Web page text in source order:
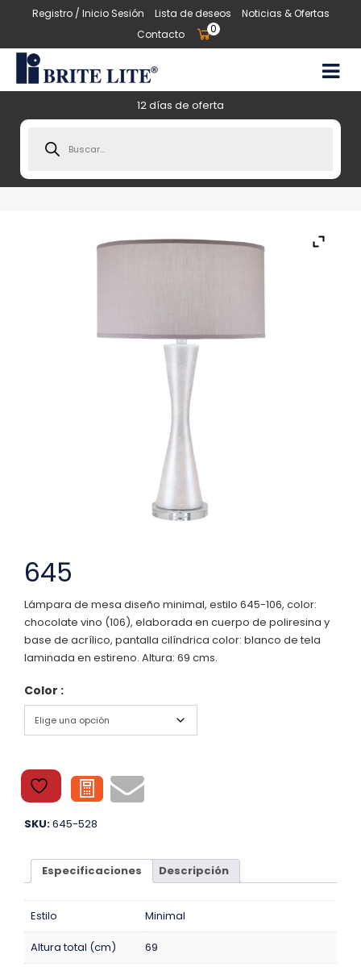
Registro / Inicio Sesión Lista de deseos
Noticias & Ofertas
Contacto
0
12 días de oferta
search
645
Lámpara de mesa diseño minimal, estilo 645-106, color:
chocolate vino (106), elaborada en cuerpo de poliresina y
base de acrílico, pantalla cilíndrica color: blanco de tela
laminada en estireno. Altura: 69 cms.
Color :
SKU:645-528
Especificaciones Descripción
Estilo Minimal
Altura total (cm) 69